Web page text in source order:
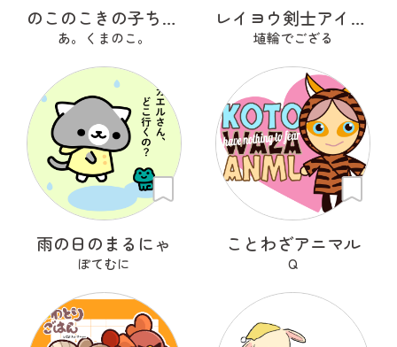
のこのこきの子ちゃん
あ。くまのこ。
レイヨウ剣士アイベクサー
埴輪でござる
雨の日のまるにゃ
ぽてむに
ことわざアニマル
Q